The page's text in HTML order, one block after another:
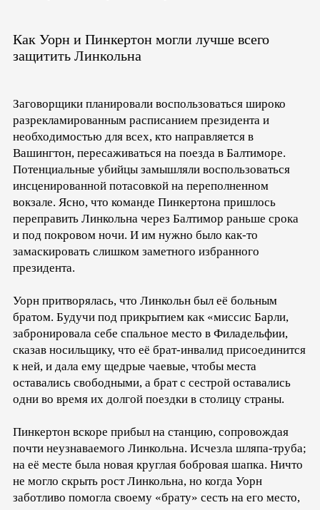
Как Уорн и Пинкертон могли лучше всего
защитить Линкольна
Заговорщики планировали воспользоваться широко
разрекламированным расписанием президента и
необходимостью для всех, кто направляется в
Вашингтон, пересаживаться на поезда в Балтиморе.
Потенциальные убийцы замышляли воспользоваться
инсценированной потасовкой на переполненном
вокзале. Ясно, что команде Пинкертона пришлось
переправить Линкольна через Балтимор раньше срока
и под покровом ночи. И им нужно было как-то
замаскировать слишком заметного избранного
президента.
Уорн притворялась, что Линкольн был её больным
братом. Будучи под прикрытием как «миссис Барли,
забронировала себе спальное место в Филадельфии,
сказав носильщику, что её брат-инвалид присоединится
к ней, и дала ему щедрые чаевые, чтобы места
оставались свободными, а брат с сестрой оставались
одни во время их долгой поездки в столицу страны.
Пинкертон вскоре прибыл на станцию, сопровождая
почти неузнаваемого Линкольна. Исчезла шляпа-труба;
на её месте была новая круглая бобровая шапка. Ничто
не могло скрыть рост Линкольна, но когда Уорн
заботливо помогла своему «брату» сесть на его место,